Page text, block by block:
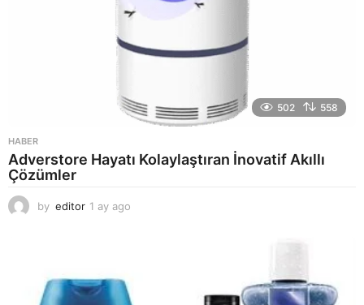
502 558
HABER
Adverstore Hayatı Kolaylaştıran İnovatif Akıllı
Çözümler
by editor 1 ay ago